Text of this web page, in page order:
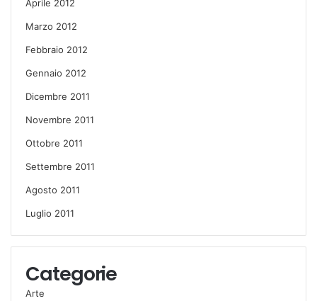
Aprile 2012
Marzo 2012
Febbraio 2012
Gennaio 2012
Dicembre 2011
Novembre 2011
Ottobre 2011
Settembre 2011
Agosto 2011
Luglio 2011
Categorie
Arte